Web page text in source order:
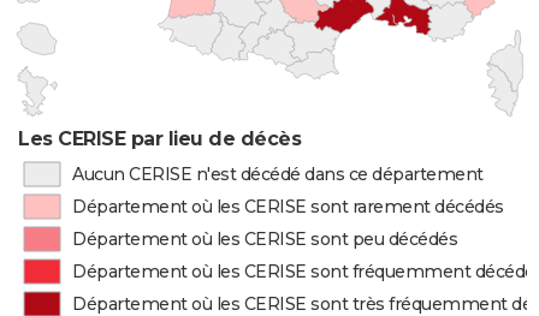
Les CERISE par lieu de décès
Aucun CERISE n'est décédé dans ce département
Département où les CERISE sont rarement décédés
Département où les CERISE sont peu décédés
Département où les CERISE sont fréquemment
Département où les CERISE sont très fréquemment